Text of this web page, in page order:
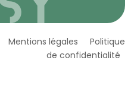
Mentions légales
Politique
de confidentialité